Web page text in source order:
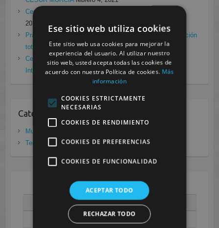
Cesur Murcia en directo con Pedro G. Aguado.
enero 28,
2021
Prácticas de Radiología Simple en Cesur Murcia. Protección
total frente a Covid19 enero 26, 2021
Cesur Murcia: Premio Especial FP, XIII Congreso
Internacional Enfermedades raras noviembre 26, 2020
Categorias
Murcia
Tenerife
AGOSTO 2026
X J V
Ese sitio web utiliza cookies
Este sitio web usa cookies para mejorar la
experiencia del usuario. Al utilizar nuestro
sitio web, usted acepta todas las cookies de
acuerdo con nuestra Política de cookies. Más
información
COOKIES ESTRICTAMENTE
NECESARIAS
COOKIES DE RENDIMIENTO
COOKIES DE PREFERENCIAS
COOKIES DE FUNCIONALIDAD
ACEPTAR TODO
RECHAZAR TODO